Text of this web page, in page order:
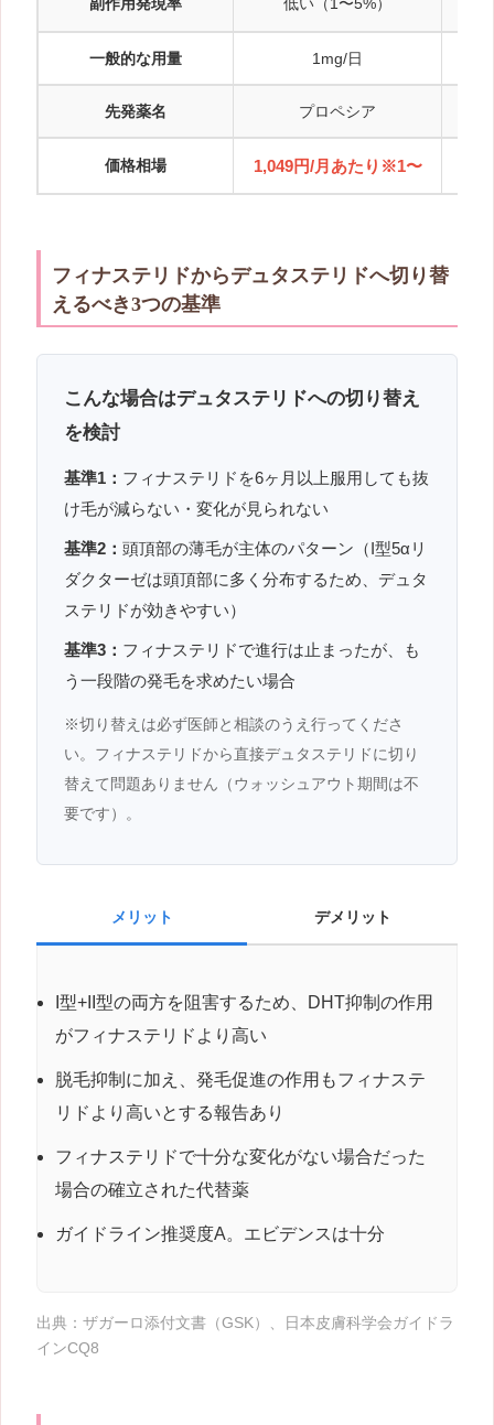
一般的な用量 1mg/日
先発薬名 プロペシア
価格相場 1,049円/月あたり※1〜
フィナステリドからデュタステリドへ切り替
えるべき3つの基準
こんな場合はデュタステリドへの切り替え
を検討
基準1： フィナステリドを6ヶ月以上服用しても抜
け毛が減らない・変化が見られない
基準2： 頭頂部の薄毛が主体のパターン（I型5αリ
ダクターゼは頭頂部に多く分布するため、デュタ
ステリドが効きやすい）
基準3： フィナステリドで進行は止まったが、も
う一段階の発毛を求めたい場合
※切り替えは必ず医師と相談のうえ行ってくださ
い。フィナステリドから直接デュタステリドに切り
替えて問題ありません（ウォッシュアウト期間は不
要です）。
メリット デメリット
I型+II型の両方を阻害するため、DHT抑制の作用
がフィナステリドより高い
脱毛抑制に加え、発毛促進の作用もフィナステ
リドより高いとする報告あり
フィナステリドで十分な変化がない場合だった
場合の確立された代替薬
ガイドライン推奨度A。エビデンスは十分
出典：ザガーロ添付文書（GSK）、日本皮膚科学会ガイドラ
インCQ8